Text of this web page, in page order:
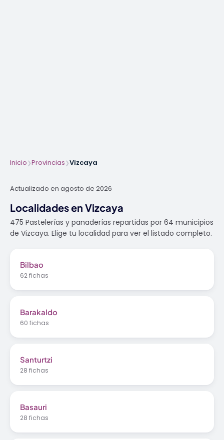
Inicio❯Provincias❯Vizcaya
Actualizado en agosto de 2026
Localidades en Vizcaya
475 Pastelerías y panaderías repartidas por 64 municipios
de Vizcaya. Elige tu localidad para ver el listado completo.
Bilbao
62 fichas
Barakaldo
60 fichas
Santurtzi
28 fichas
Basauri
28 fichas